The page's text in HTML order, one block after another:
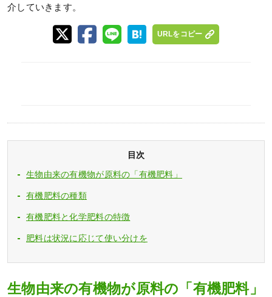
介していきます。
URLをコピー
目次
生物由来の有機物が原料の「有機肥料」
有機肥料の種類
有機肥料と化学肥料の特徴
肥料は状況に応じて使い分けを
生物由来の有機物が原料の「有機肥料」